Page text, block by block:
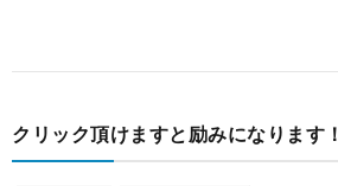
クリック頂けますと励みになります！